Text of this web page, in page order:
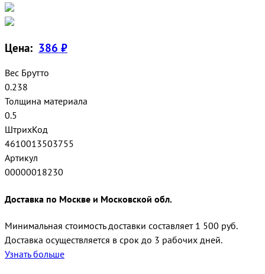
Цена: 386 ₽
Вес Брутто
0.238
Толщина материала
0.5
ШтрихКод
4610013503755
Артикул
00000018230
Доставка по Москве и Московской обл.
Минимальная стоимость доставки составляет 1 500 руб.
Доставка осуществляется в срок до 3 рабочих дней.
Узнать больше